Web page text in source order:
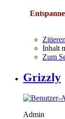
Zitieren
Inhalt
Zum
Grizzly
Admin